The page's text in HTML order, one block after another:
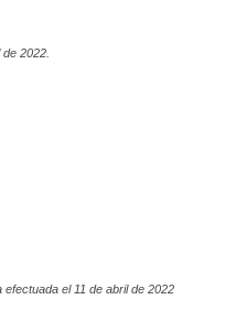
2022.
el 11 de abril de 2022